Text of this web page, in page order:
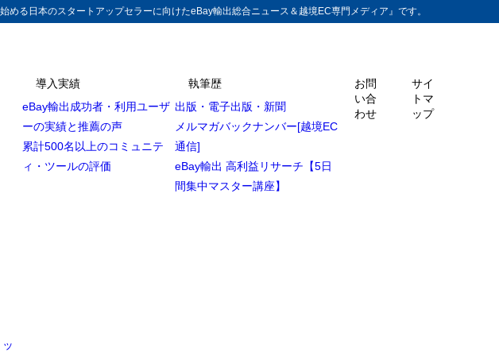
る日本のスタートアップセラーに向けたeBay輸出総合ニュース＆越境EC専門メディア』です。
導入実績
eBay輸出成功者・利用ユーザ
ーの実績と推薦の声
累計500名以上のコミュニテ
ィ・ツールの評価
執筆歴
出版・電子出版・新聞
メルマガバックナンバー[越境EC
通信]
eBay輸出 高利益リサーチ【5日
間集中マスター講座】
お問
い合
わせ
サイ
トマ
ップ